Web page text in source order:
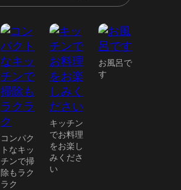
コンパク
トなキッ
チンで掃
除もラク
ラク
キッチン
でお料理
をお楽し
みくださ
い
お風呂で
す